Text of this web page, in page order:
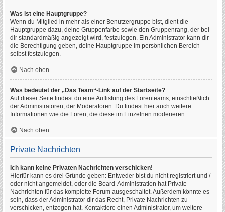
Was ist eine Hauptgruppe?
Wenn du Mitglied in mehr als einer Benutzergruppe bist, dient die
Hauptgruppe dazu, deine Gruppenfarbe sowie den Gruppenrang, der bei
dir standardmäßig angezeigt wird, festzulegen. Ein Administrator kann dir
die Berechtigung geben, deine Hauptgruppe im persönlichen Bereich
selbst festzulegen.
Nach oben
Was bedeutet der „Das Team“-Link auf der Startseite?
Auf dieser Seite findest du eine Auflistung des Forenteams, einschließlich
der Administratoren, der Moderatoren. Du findest hier auch weitere
Informationen wie die Foren, die diese im Einzelnen moderieren.
Nach oben
Private Nachrichten
Ich kann keine Privaten Nachrichten verschicken!
Hierfür kann es drei Gründe geben: Entweder bist du nicht registriert und /
oder nicht angemeldet, oder die Board-Administration hat Private
Nachrichten für das komplette Forum ausgeschaltet. Außerdem könnte es
sein, dass der Administrator dir das Recht, Private Nachrichten zu
verschicken, entzogen hat. Kontaktiere einen Administrator, um weitere